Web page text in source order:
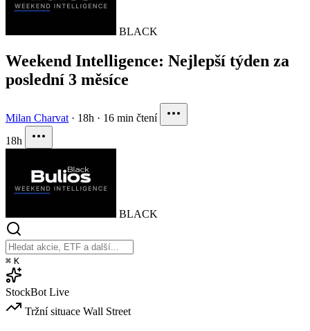
BLACK
Weekend Intelligence: Nejlepší týden za
poslední 3 měsíce
Milan Charvat · 18h · 16 min čtení
18h
BLACK
⌘ K
StockBot Live
Tržní situace Wall Street